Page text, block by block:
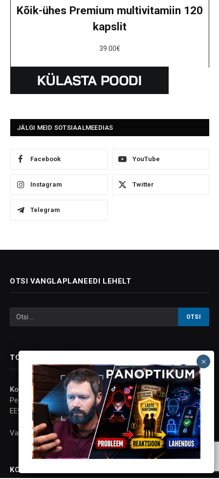
Kõik-ühes Premium multivitamiin 120
kapslit
39.00€
JÄLGI MEID SOTSIAALMEEDIAS
Facebook YouTube
Instagram Twitter
Telegram
OTSI VANGLAPLANEEDI LEHELT
TOETA VANGLAPLANEETI
Konto andmed:
Peeter Proos
EE937700771001063744
Vaata lisakssiit
KONTAKT